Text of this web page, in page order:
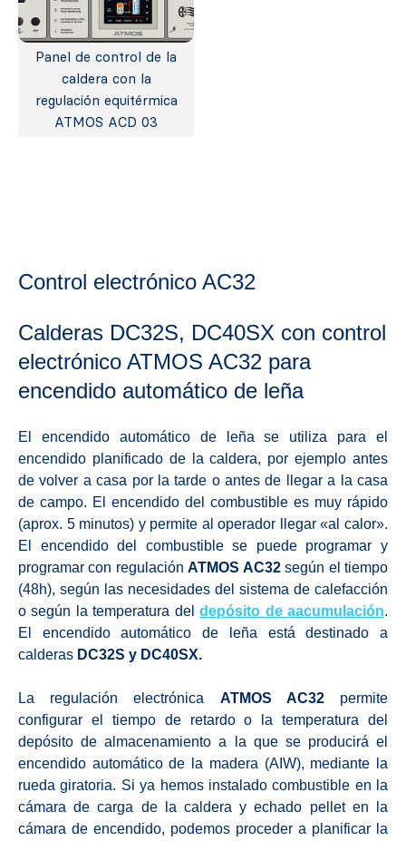
Panel de control de la
caldera con la
regulación equitérmica
ATMOS ACD 03
Control electrónico AC32
Calderas DC32S, DC40SX con control
electrónico ATMOS AC32 para
encendido automático de leña
El encendido automático de leña se utiliza para el
encendido planificado de la caldera, por ejemplo antes
de volver a casa por la tarde o antes de llegar a la casa
de campo. El encendido del combustible es muy rápido
(aprox. 5 minutos) y permite al operador llegar «al calor».
El encendido del combustible se puede programar y
programar con regulaciónATMOS AC32según el tiempo
(48h), según las necesidades del sistema de calefacción
o según la temperatura deldepósito de aacumulación.
El encendido automático de leña está destinado a
calderas DC32S y DC40SX.
La regulación electrónica ATMOS AC32permite
configurar el tiempo de retardo o la temperatura del
depósito de almacenamiento a la que se producirá el
encendido automático de la madera (AIW), mediante la
rueda giratoria. Si ya hemos instalado combustible en la
cámara de carga de la caldera y echado pellet en la
cámara de encendido, podemos proceder a planificar la